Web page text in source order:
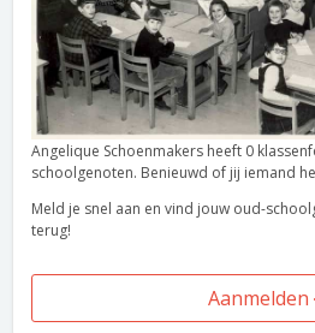
Angelique Schoenmakers heeft 0
schoolgenoten. Benieuwd of jij iemand
Meld je snel aan en vind jouw oud-
terug!
Aanmelden